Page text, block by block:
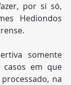
por si só,
Hediondos
somente
casos em que
na